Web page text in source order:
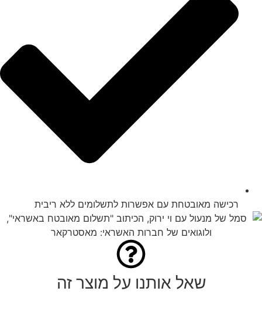
רכישה מאובטחת עם אפשרות לתשלומים ללא ריבית
שאל אותנו על מוצר זה